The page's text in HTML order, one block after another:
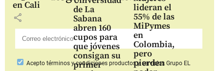
en Cali
share
de La
Sabana
abren 160
cupos para
que jóvenes
consigan su
primer
lideran el
55% de las
MiPymes
en
Colombia,
pero
pierden
Aceptotérminos y condiciones productos y serviciosGrupo EL